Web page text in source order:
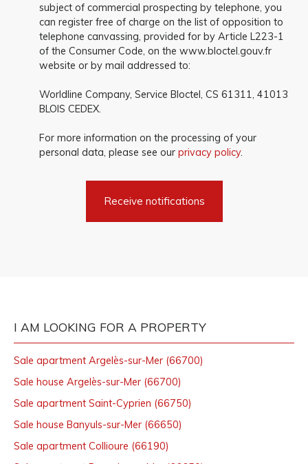
subject of commercial prospecting by telephone, you
can register free of charge on the list of opposition to
telephone canvassing, provided for by Article L223-1
of the Consumer Code, on the www.bloctel.gouv.fr
website or by mail addressed to:
Worldline Company, Service Bloctel, CS 61311, 41013
BLOIS CEDEX.
For more information on the processing of your
personal data, please see our privacy policy.
Receive notifications
I AM LOOKING FOR A PROPERTY
Sale apartment Argelès-sur-Mer (66700)
Sale house Argelès-sur-Mer (66700)
Sale apartment Saint-Cyprien (66750)
Sale house Banyuls-sur-Mer (66650)
Sale apartment Collioure (66190)